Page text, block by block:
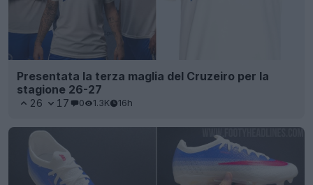
Presentata la terza maglia del Cruzeiro per la
stagione 26-27
26 17 0 1.3K 16h